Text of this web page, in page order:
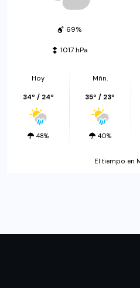
69%
1017 hPa
Hoy
34º / 24º
48%
Mñn.
35º / 23º
40%
El tiempo en